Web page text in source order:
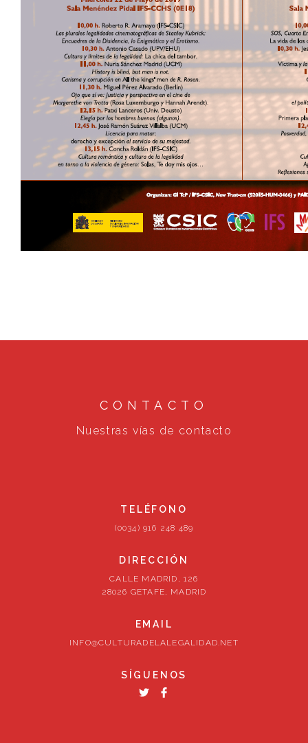
CONTACTO
Nuestras vías de contacto
TELÉFONO
(0034) 916 248 489
DIRECCIÓN
CALLE MADRID, 126
28026 GETAFE, MADRID
EMAIL
INFO@CULTURADELALEGALIDAD.NET
SÍGUENOS